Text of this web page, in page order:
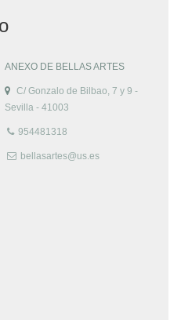
ANEXO DE BELLAS ARTES
C/ Gonzalo de Bilbao, 7 y 9 -
Sevilla - 41003
954481318
bellasartes@us.es